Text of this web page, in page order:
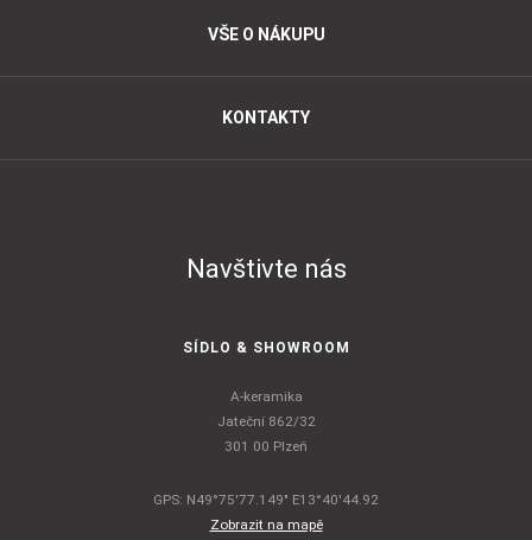
VŠE O NÁKUPU
KONTAKTY
Navštivte nás
SÍDLO & SHOWROOM
A-keramika
Jateční 862/32
301 00 Plzeň
GPS: N49°75'77.149" E13°40'44.92
Zobrazit na mapě